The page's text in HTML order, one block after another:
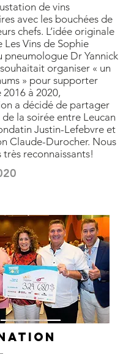
de vins
avec les bouchées de
chefs. L’idée originale
Les Vins de Sophie
pneumologue Dr Yannick
organiser « un
» pour supporter
2016 à 2020,
a décidé de partager
de la soirée entre Leucan
Justin-Lefebvre et
Claude-Durocher. Nous
très reconnaissants!